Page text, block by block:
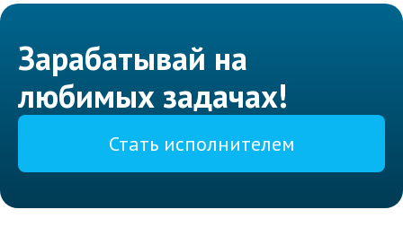
Зарабатывай на
любимых задачах!
Стать исполнителем